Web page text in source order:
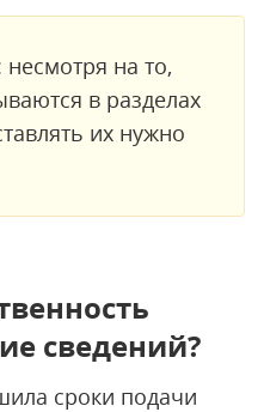
на то,
в разделах
их нужно
сведений?
сроки подачи